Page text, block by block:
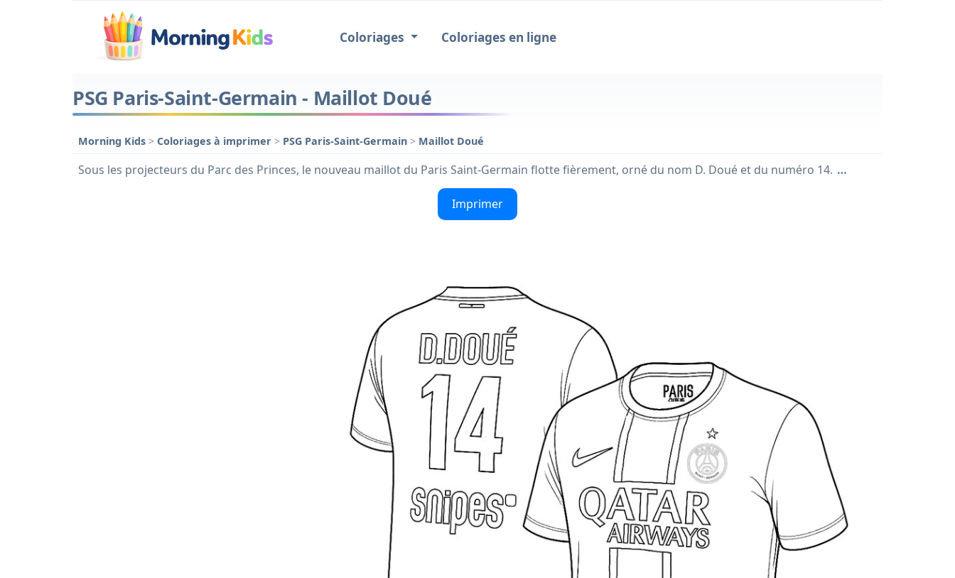
Coloriages Coloriages en ligne
PSG Paris-Saint-Germain - Maillot Doué
Morning Kids > Coloriages à imprimer > PSG Paris-Saint-Germain > Maillot Doué
Sous les projecteurs du Parc des Princes, le nouveau maillot du Paris Saint-Germain flotte fièrement, orné du nom D. Doué et du numéro 14. …
Imprimer